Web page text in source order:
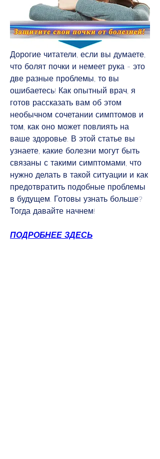
Дорогие читатели, если вы думаете,
что болят почки и немеет рука - это
две разные проблемы, то вы
ошибаетесь! Как опытный врач, я
готов рассказать вам об этом
необычном сочетании симптомов и
том, как оно может повлиять на
ваше здоровье. В этой статье вы
узнаете, какие болезни могут быть
связаны с такими симптомами, что
нужно делать в такой ситуации и как
предотвратить подобные проблемы
в будущем. Готовы узнать больше?
Тогда давайте начнем!
ПОДРОБНЕЕ ЗДЕСЬ